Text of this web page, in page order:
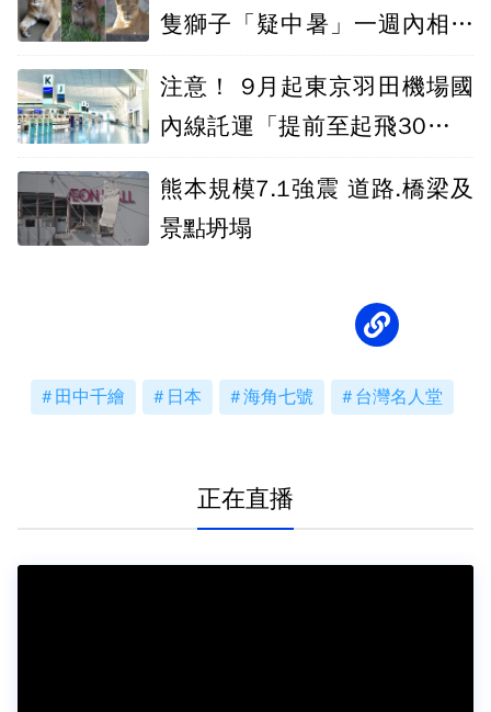
隻獅子「疑中暑」一週內相繼
注意！ 9月起東京羽田機場國
內線託運「提前至起飛30分鐘
熊本規模7.1強震 道路.橋梁及
景點坍塌
田中千繪 日本 海角七號 台灣名人堂
正在直播